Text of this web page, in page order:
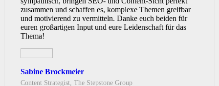
zusammen und schaffen es, komplexe Themen greifbar
und motivierend zu vermitteln. Danke euch beiden für
euren großartigen Input und eure Leidenschaft für das
Thema!
Sabine Brockmeier
Content Strategist, The Stepstone Group